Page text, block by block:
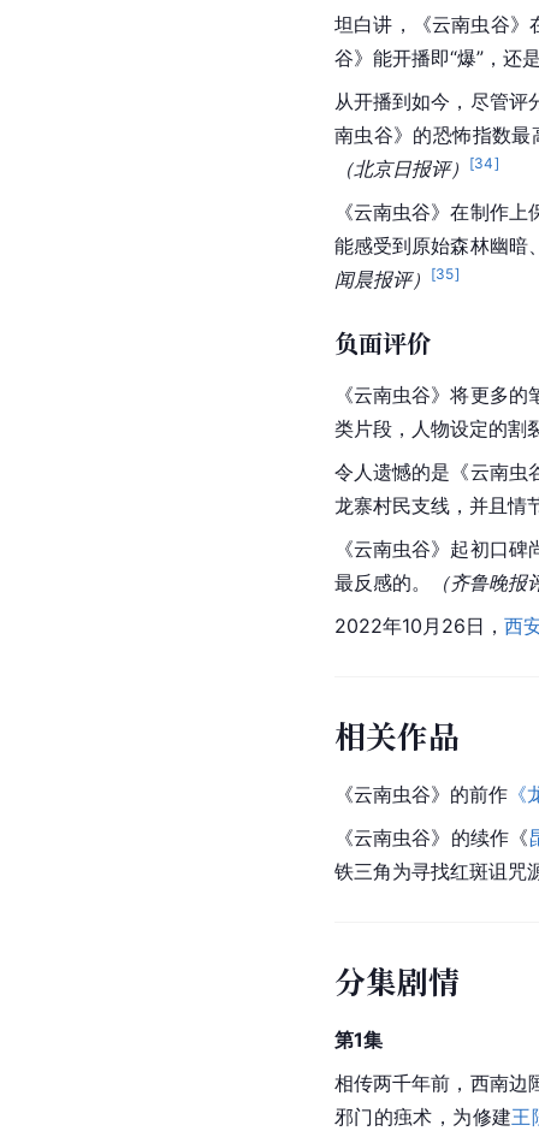
坦白讲，《云南虫谷》
谷》能开播即“爆”，还
从开播到如今，尽管评
南虫谷》的恐怖指数
（北京日报评） [34]
《云南虫谷》在制作上
能感受到原始森林幽暗
闻晨报评）
[35]
负面评价
《云南虫谷》将更多的
类片段， 人物设定的割
令人遗憾的是《云南虫
龙寨村民支线，并且情
《云南虫谷》起初口
最反感的。
（齐鲁晚报
2022年10月26日， 西
相关作品
《云南虫谷》的前作
《云南虫谷》的续作《
铁三角为寻找红斑诅咒
分集剧情
第1集
相传两千年前，西南边
邪门的痋术，为修建王